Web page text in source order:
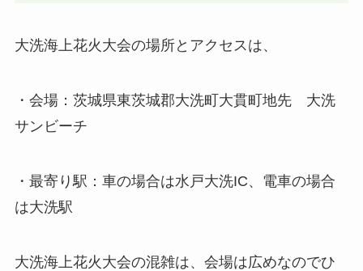
大洗海上花火大会の場所とアクセスは、
・会場：茨城県東茨城郡大洗町大貫町地先 大洗
サンビーチ
・最寄り駅：車の場合は水戸大洗IC、電車の場合
は大洗駅
大洗海上花火大会の混雑は、会場は広めなのでひ